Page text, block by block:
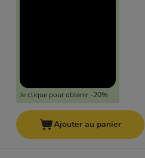
Je clique pour obtenir -20%
Ajouter au panier